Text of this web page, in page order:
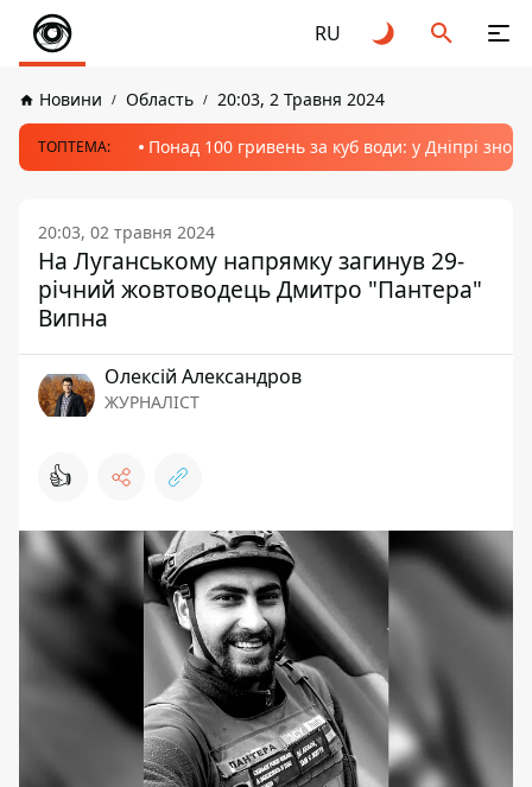
RU
Новини Область 20:03, 2 Травня 2024
ТОПТЕМА: Понад 100 гривень за куб води: у Дніпрі
20:03, 02 травня 2024
На Луганському напрямку загинув 29-
річний жовтоводець Дмитро "Пантера"
Випна
Олексій Александров
ЖУРНАЛІСТ
👍